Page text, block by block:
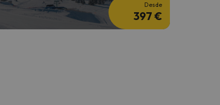
Desde
397 €